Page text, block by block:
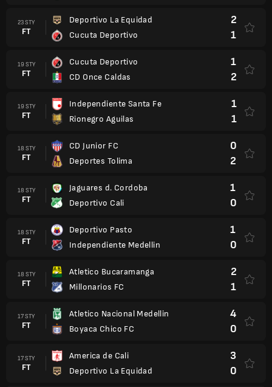
23 STY
FT
Deportivo La Equidad
Cucuta Deportivo
2
1
19 STY
FT
Cucuta Deportivo
CD Once Caldas
1
2
19 STY
FT
Independiente Santa Fe
Rionegro Aguilas
1
1
18 STY
FT
CD Junior FC
Deportes Tolima
0
2
18 STY
FT
Jaguares d. Cordoba
Deportivo Cali
1
0
18 STY
FT
Deportivo Pasto
Independiente Medellin
1
0
18 STY
FT
Atletico Bucaramanga
Millonarios FC
2
1
17 STY
FT
Atletico Nacional Medellin
Boyaca Chico FC
4
0
17 STY
FT
America de Cali
Deportivo La Equidad
3
0